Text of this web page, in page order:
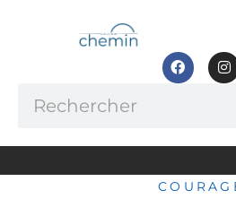
F
a
c
o
I
n
s
r